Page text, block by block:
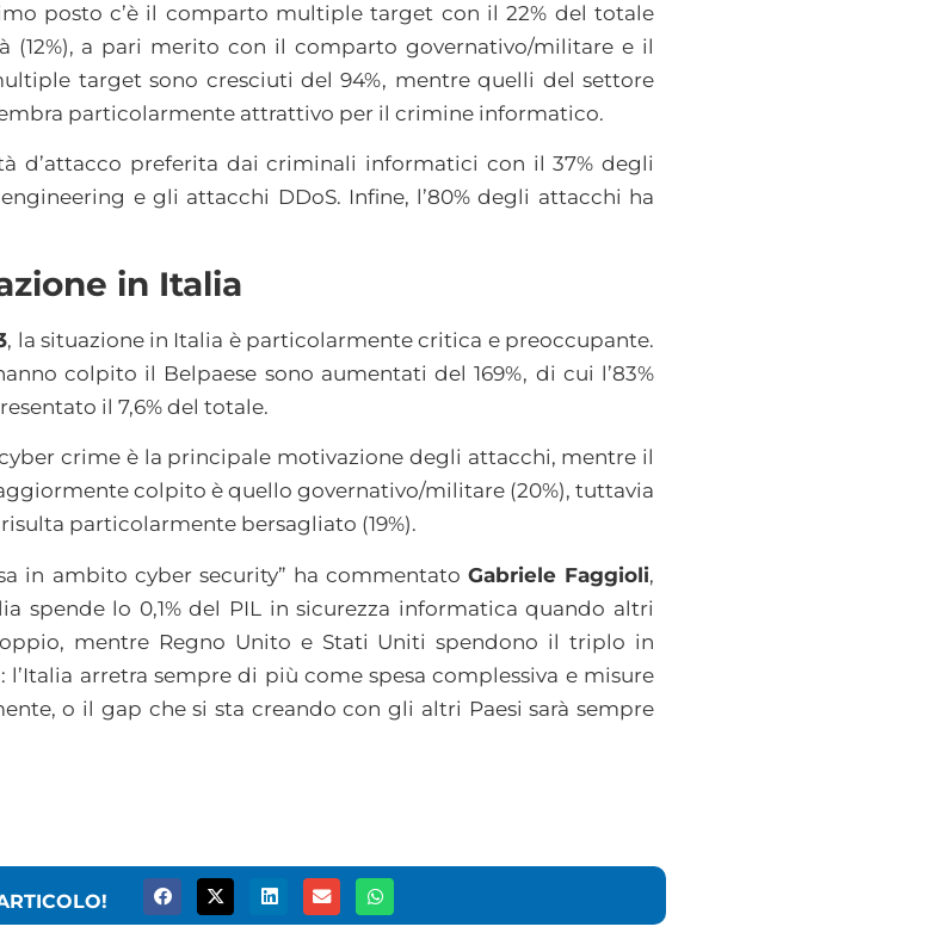
posto c’è il comparto multiple target con il 22% del totale
(12%), a pari merito con il comparto governativo/militare e il
target sono cresciuti del 94%, mentre quelli del settore
particolarmente attrattivo per il crimine informatico.
d’attacco preferita dai criminali informatici con il 37% degli
e gli attacchi DDoS. Infine, l’80% degli attacchi ha
in Italia
, la situazione in Italia è particolarmente critica e preoccupante.
colpito il Belpaese sono aumentati del 169%, di cui l’83%
il 7,6% del totale.
crime è la principale motivazione degli attacchi, mentre il
colpito è quello governativo/militare (20%), tuttavia
particolarmente bersagliato (19%).
in ambito cyber security” ha commentato Gabriele Faggioli,
spende lo 0,1% del PIL in sicurezza informatica quando altri
mentre Regno Unito e Stati Uniti spendono il triplo in
arretra sempre di più come spesa complessiva e misure
o il gap che si sta creando con gli altri Paesi sarà sempre